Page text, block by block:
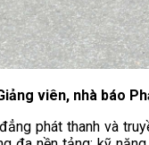
viên, nhà báo
phát thanh và